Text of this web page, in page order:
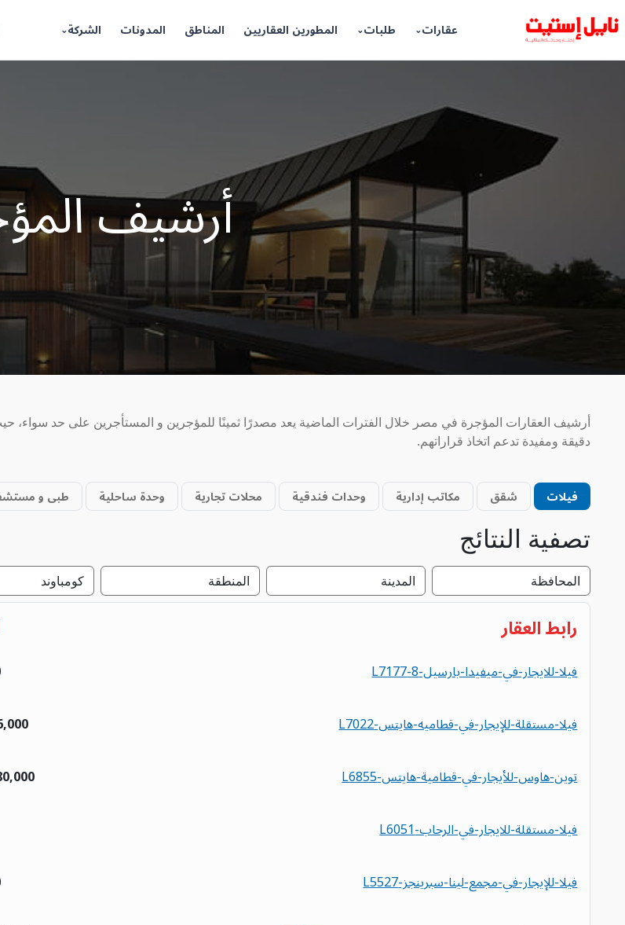
عقارات طلبات المطورين العقاريين المناطق المدونات الشركة
أرشيف
أرشيف العقارات المؤجرة في مصر خلال الفترات الماضية يعد مصدرًا ثمينًا للمؤجرين و المستأجرين على حد سواء،
دقيقة ومفيدة تدعم اتخاذ قراراتهم.
فيلات شقق مكاتب إدارية وحدات فندقية محلات تجارية وحدة ساحلية طبى و
تصفية النتائج
رابط العقار
فيلا-للايجار-في-ميفيدا-بارسيل-8-L7177
فيلا-مستقلة-للإيجار-في-قطاميه-هايتس-L7022 6,000 دولار
توين-هاوس-للأيجار-في-قطامية-هايتس-L6855 180,000
فيلا-مستقلة-للايجار-في-الرحاب-L6051
فيلا-للإيجار-في-مجمع-لينا-سبرينجز-L5527